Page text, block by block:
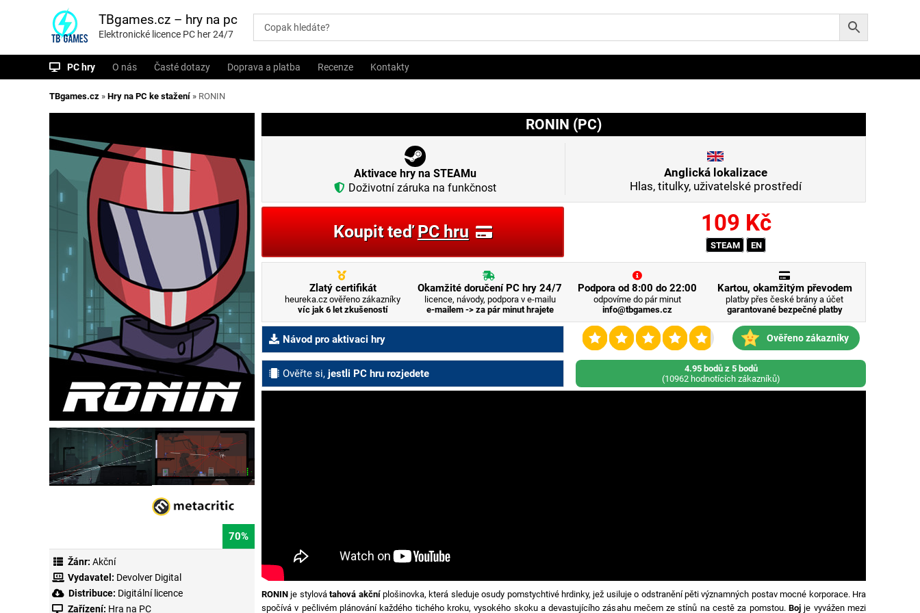
i
TBgames.cz – hry na pc
Elektronické licence PC her 24/7
PC hry O nás Časté dotazy Doprava a platba Recenze Kontakty
TBgames.cz » Hry na PC ke stažení » RONIN
70%
Žánr: Akční
Vydavatel: Devolver Digital
Distribuce: Digitální licence
Zařízení: Hra na PC
RONIN (PC)
Aktivace hry na STEAMu
Doživotní záruka na funkčnost
Anglická lokalizace
Hlas, titulky, uživatelské prostředí
Koupit teďPC hru 109 Kč
STEAM EN
Zlatý certifikát
heureka.cz ověřeno zákazníky
víc jak 6 let zkušeností
Okamžité doručení PC hry 24/7
licence, návody, podpora v e-mailu
e-mailem -> za pár minut hrajete
Podpora od 8:00 do 22:00
odpovíme do pár minut
info@tbgames.cz
Kartou, okamžitým převodem
platby přes české brány a účet
garantované bezpečné platby
Ověřeno zákazníky
4.95 bodů z 5 bodů
(10962 hodnotících zákazníků)
Návod pro aktivaci hry
Ověřte si, jestli PC hru rozjedete
RONIN je stylovátahová akčníplošinovka, která sleduje osudy pomstychtivé hrdinky, jež usiluje o odstranění pěti významných postav mocné korporace. Hra
spočívá v pečlivém plánování každého tichého kroku, vysokého skoku a devastujícího zásahu mečem ze stínů na cestě za pomstou.Boj je vyvážen mezi